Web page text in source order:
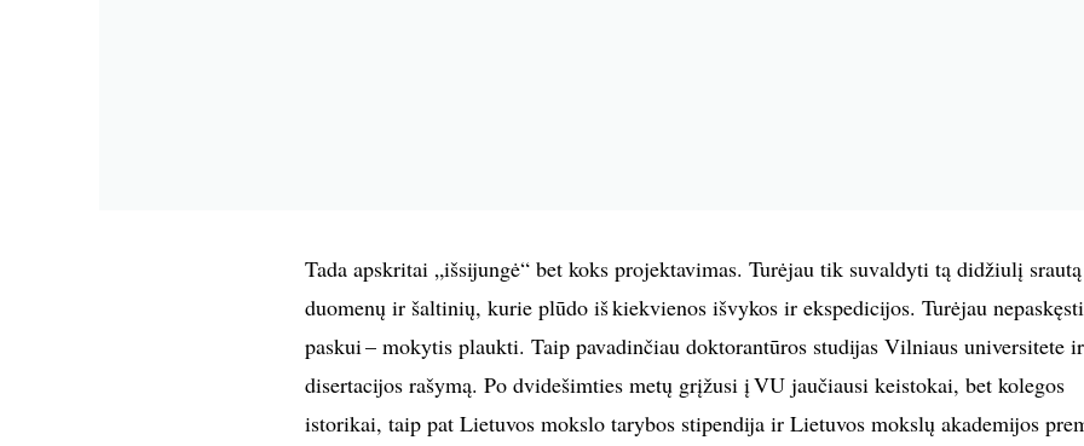
Tada apskritai „išsijungė“ bet koks projektavimas. Turėjau tik suvaldyti tą didžiulį srautą
duomenų ir šaltinių, kurie plūdo iš kiekvienos išvykos ir ekspedicijos. Turėjau
paskui – mokytis plaukti. Taip pavadinčiau doktorantūros studijas Vilniaus universitete ir
disertacijos rašymą. Po dvidešimties metų grįžusi į VU jaučiausi keistokai, bet kolegos
istorikai, taip pat Lietuvos mokslo tarybos stipendija ir Lietuvos mokslų akademijos